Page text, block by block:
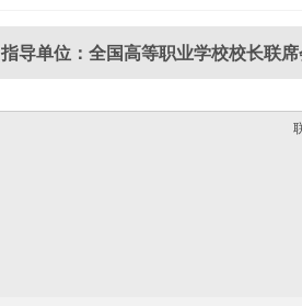
指导单位：全国高等职业学校校长联